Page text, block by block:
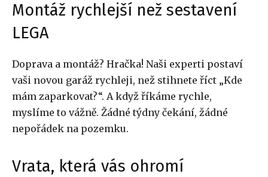
Montáž rychlejší než sestavení
LEGA
Doprava a montáž? Hračka! Naši experti postaví
vaši novou garáž rychleji, než stihnete říct „Kde
mám zaparkovat?“. A když říkáme rychle,
myslíme to vážně. Žádné týdny čekání, žádné
nepořádek na pozemku.
Vrata, která vás ohromí